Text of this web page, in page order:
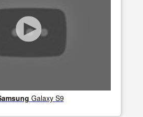
Galaxy S9